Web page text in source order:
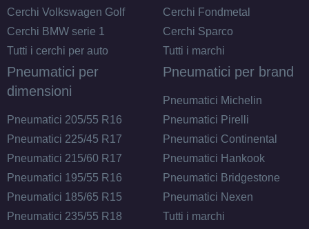
Cerchi Volkswagen Golf
Cerchi BMW serie 1
Tutti i cerchi per auto
Cerchi Fondmetal
Cerchi Sparco
Tutti i marchi
Pneumatici per
dimensioni
Pneumatici 205/55 R16
Pneumatici 225/45 R17
Pneumatici 215/60 R17
Pneumatici 195/55 R16
Pneumatici 185/65 R15
Pneumatici 235/55 R18
Pneumatici per brand
Pneumatici Michelin
Pneumatici Pirelli
Pneumatici Continental
Pneumatici Hankook
Pneumatici Bridgestone
Pneumatici Nexen
Tutti i marchi